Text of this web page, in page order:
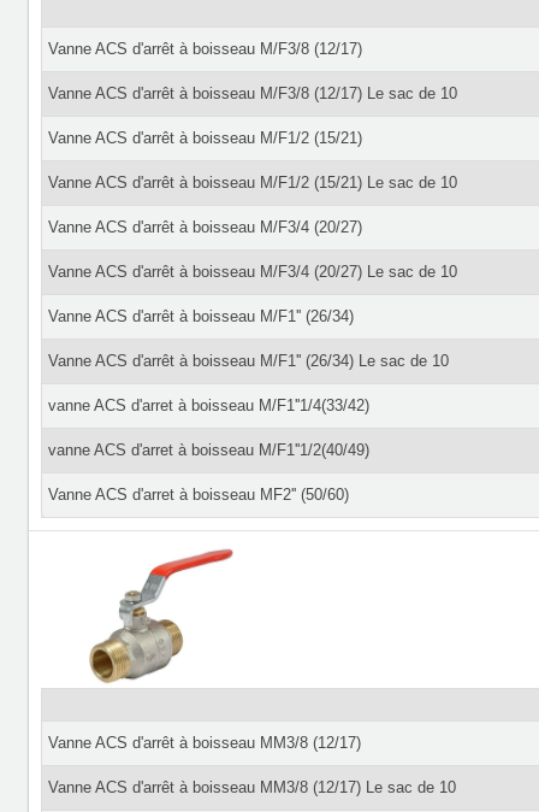
Vanne ACS d'arrêt à boisseau M/F3/8 (12/17)
Vanne ACS d'arrêt à boisseau M/F3/8 (12/17) Le sac de 10
Vanne ACS d'arrêt à boisseau M/F1/2 (15/21)
Vanne ACS d'arrêt à boisseau M/F1/2 (15/21) Le sac de 10
Vanne ACS d'arrêt à boisseau M/F3/4 (20/27)
Vanne ACS d'arrêt à boisseau M/F3/4 (20/27) Le sac de 10
Vanne ACS d'arrêt à boisseau M/F1'' (26/34)
Vanne ACS d'arrêt à boisseau M/F1'' (26/34) Le sac de 10
vanne ACS d'arret à boisseau M/F1''1/4(33/42)
vanne ACS d'arret à boisseau M/F1''1/2(40/49)
Vanne ACS d'arret à boisseau MF2'' (50/60)
Vanne ACS d'arrêt à boisseau MM3/8 (12/17)
Vanne ACS d'arrêt à boisseau MM3/8 (12/17) Le sac de 10